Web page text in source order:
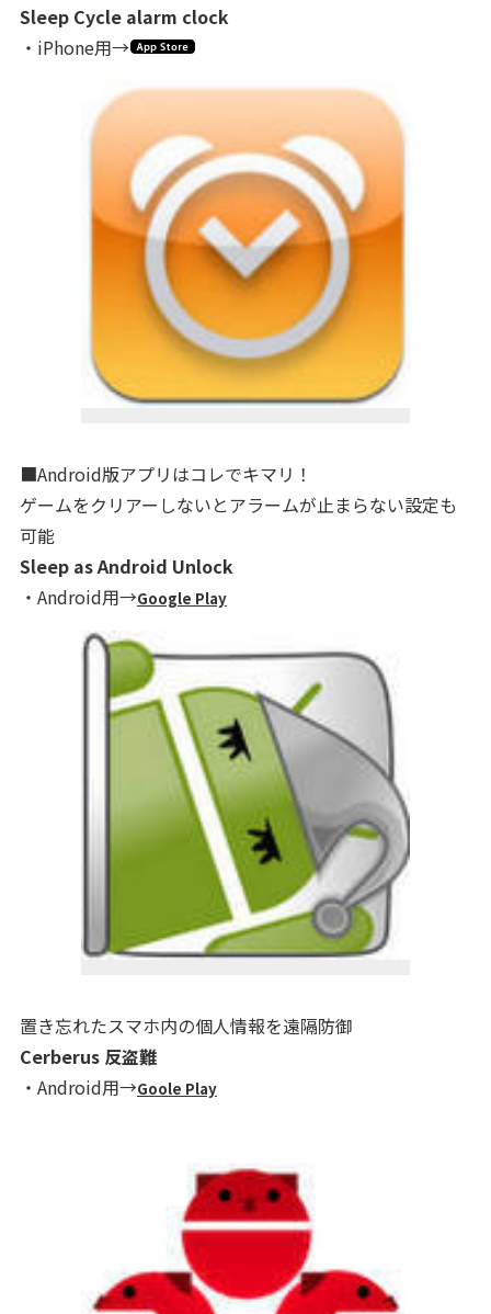
Sleep Cycle alarm clock
・iPhone用→
■Android版アプリはコレでキマリ！
ゲームをクリアーしないとアラームが止まらない設定も
可能
Sleep as Android Unlock
・Android用→Google Play
置き忘れたスマホ内の個人情報を遠隔防御
Cerberus 反盗難
・Android用→Goole Play